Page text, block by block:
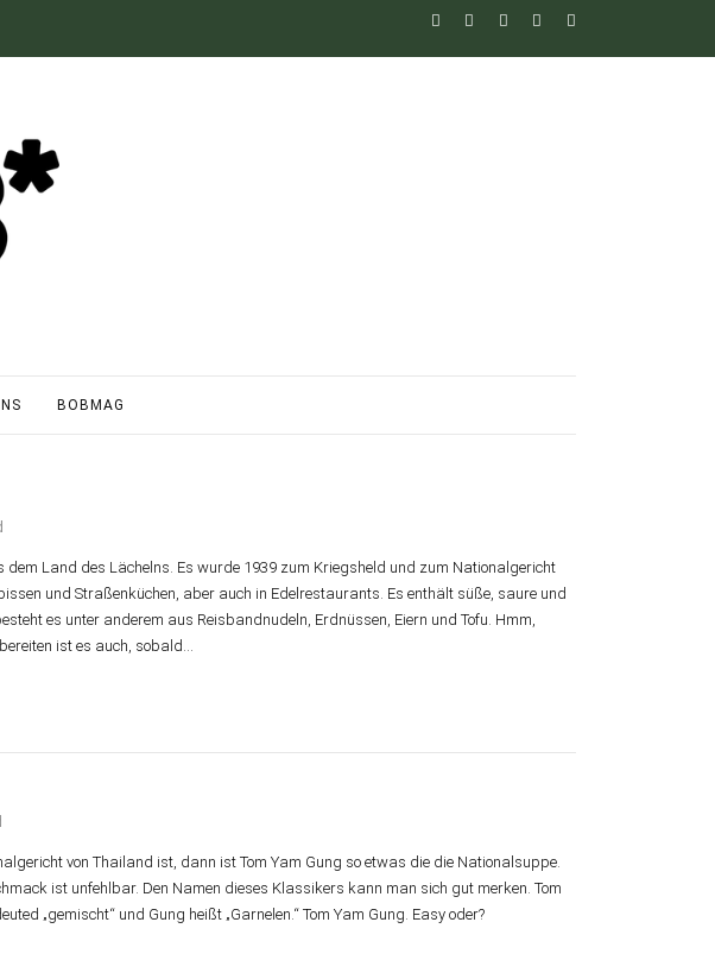
BOBMAG
dem Land des Lächelns. Es wurde 1939 zum Kriegsheld und zum Nationalgericht
und Straßenküchen, aber auch in Edelrestaurants. Es enthält süße, saure und
es unter anderem aus Reisbandnudeln, Erdnüssen, Eiern und Tofu. Hmm,
ist es auch, sobald…
von Thailand ist, dann ist Tom Yam Gung so etwas die die Nationalsuppe.
ist unfehlbar. Den Namen dieses Klassikers kann man sich gut merken. Tom
„gemischt“ und Gung heißt „Garnelen.“ Tom Yam Gung. Easy oder?